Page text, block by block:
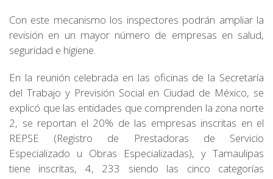
Con este mecanismo los inspectores podrán ampliar la
revisión en un mayor número de empresas en salud,
seguridad e higiene.
En la reunión celebrada en las oficinas de la Secretaría
del Trabajo y Previsión Social en Ciudad de México, se
explicó que las entidades que comprenden la zona norte
2, se reportan el 20% de las empresas inscritas en el
REPSE (Registro de Prestadoras de Servicio
Especializado u Obras Especializadas), y Tamaulipas
tiene inscritas, 4, 233 siendo las cinco categorías